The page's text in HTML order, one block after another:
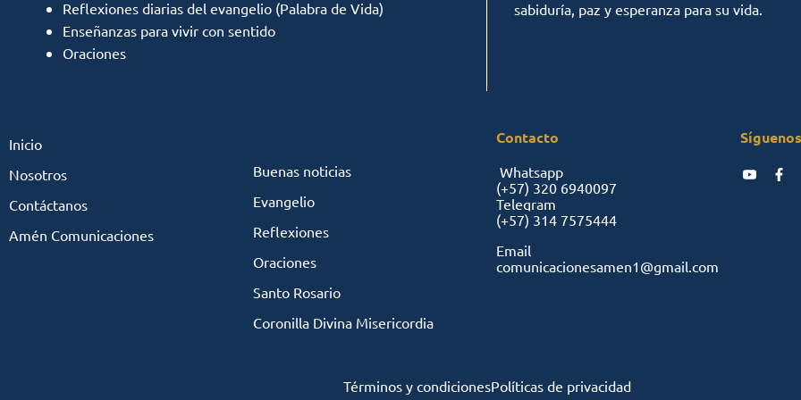
Reflexiones diarias del evangelio (Palabra de Vida)
Enseñanzas para vivir con sentido
Oraciones
sabiduría, paz y esperanza para su vida.
Inicio
Nosotros
Contáctanos
Amén Comunicaciones
Buenas noticias
Evangelio
Reflexiones
Oraciones
Santo Rosario
Coronilla Divina Misericordia
Contacto
Whatsapp
(+57) 320 6940097
Telegram
(+57) 314 7575444
Email
comunicacionesamen1@gmail.com
Términos y condicionesPolíticas de privacidad